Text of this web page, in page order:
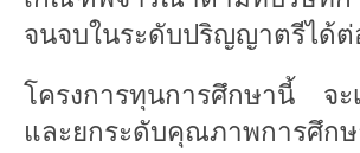
จนจบในระดับปริญญาตรีได้ต่
โครงการทุนการศึกษานี้ จ
และยกระดับคุณภาพการศึก